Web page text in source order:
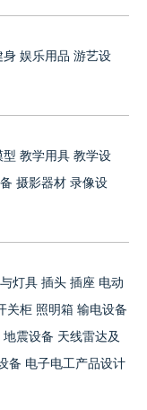
身 娱乐用品 游艺设
型 教学用具 教学设
摄影器材 录像设
灯具 插头 插座 电动
关柜 照明箱 输电设备
地震设备 天线雷达及
备 电子电工产品设计